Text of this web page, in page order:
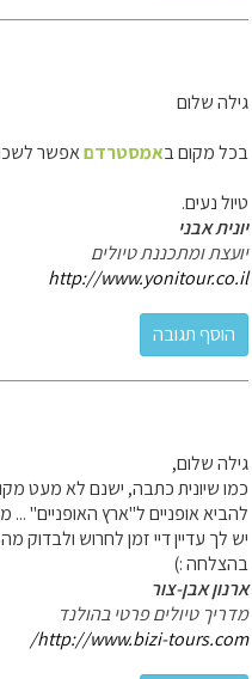
גילה שלום
בכל מקום באמסטרדםאפשר
טיול נעים.
יונית אבני
יועצת ומתכננת טיולים
http://www.yonitour.co.il
גילה שלום,
כמו שיונית כתבה, ישנם לא מעט
להביא אופניים ל"ארץ האופניים" ...
יש לך עדיין דיי זמן לחרוש
בהצלחה :)
ארנון אבן-צור
מדריך טיולים פרטי בהולנד
http://www.bizi-tours.com/